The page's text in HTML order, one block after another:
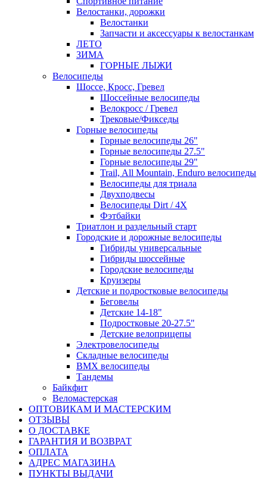
Велостанки, дорожки
Велостанки
Запчасти и аксессуары к велостанкам
ЛЕТО
ЗИМА
ГОРНЫЕ ЛЫЖИ
Велосипеды
Шоссе, Кросс, Гревел
Шоссейные велосипеды
Велокросс / Гревел
Трековые/Фикседы
Горные велосипеды
Горные велосипеды 26"
Горные велосипеды 27.5"
Горные велосипеды 29"
Trail, All Mountain, Enduro велосипеды
Велосипеды для триала
Двухподвесы
Велосипеды Dirt / 4X
Фэтбайки
Триатлон и раздельный старт
Городские и дорожные велосипеды
Гибриды универсальные
Гибриды шоссейные
Городские велосипеды
Круизеры
Детские и подростковые велосипеды
Беговелы
Детские 14-18"
Подростковые 20-27.5"
Детские велоприцепы
Электровелосипеды
Складные велосипеды
BMX велосипеды
Тандемы
Байкфит
Веломастерская
ОПТОВИКАМ И МАСТЕРСКИМ
ОТЗЫВЫ
О ДОСТАВКЕ
ГАРАНТИЯ И ВОЗВРАТ
ОПЛАТА
АДРЕС МАГАЗИНА
ПУНКТЫ ВЫДАЧИ